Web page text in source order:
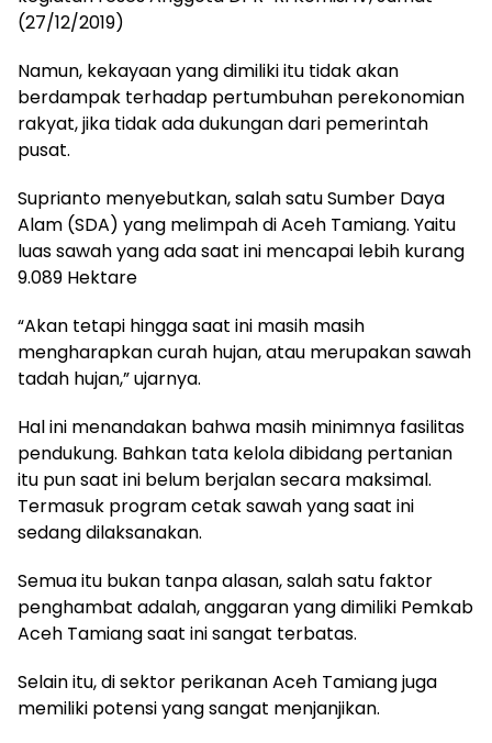
(27/12/2019)
Namun, kekayaan yang dimiliki itu tidak akan
berdampak terhadap pertumbuhan perekonomian
rakyat, jika tidak ada dukungan dari pemerintah
pusat.
Suprianto menyebutkan, salah satu Sumber Daya
Alam (SDA) yang melimpah di Aceh Tamiang. Yaitu
luas sawah yang ada saat ini mencapai lebih kurang
9.089 Hektare
“Akan tetapi hingga saat ini masih masih
mengharapkan curah hujan, atau merupakan sawah
tadah hujan,” ujarnya.
Hal ini menandakan bahwa masih minimnya fasilitas
pendukung. Bahkan tata kelola dibidang pertanian
itu pun saat ini belum berjalan secara maksimal.
Termasuk program cetak sawah yang saat ini
sedang dilaksanakan.
Semua itu bukan tanpa alasan, salah satu faktor
penghambat adalah, anggaran yang dimiliki Pemkab
Aceh Tamiang saat ini sangat terbatas.
Selain itu, di sektor perikanan Aceh Tamiang juga
memiliki potensi yang sangat menjanjikan.